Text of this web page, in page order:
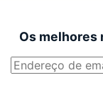
Os melhores